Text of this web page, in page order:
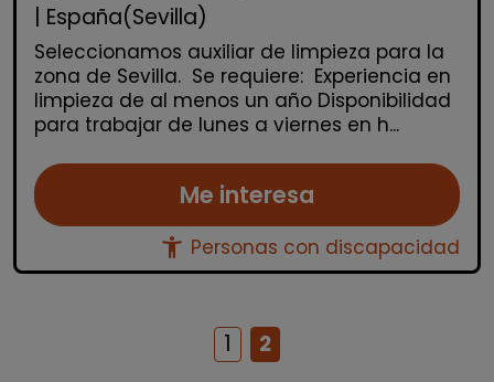
| España(Sevilla)
Seleccionamos auxiliar de limpieza para la
zona de Sevilla. Se requiere: Experiencia en
limpieza de al menos un año Disponibilidad
para trabajar de lunes a viernes en h...
Me interesa
accessibility_new Personas con discapacidad
1 2